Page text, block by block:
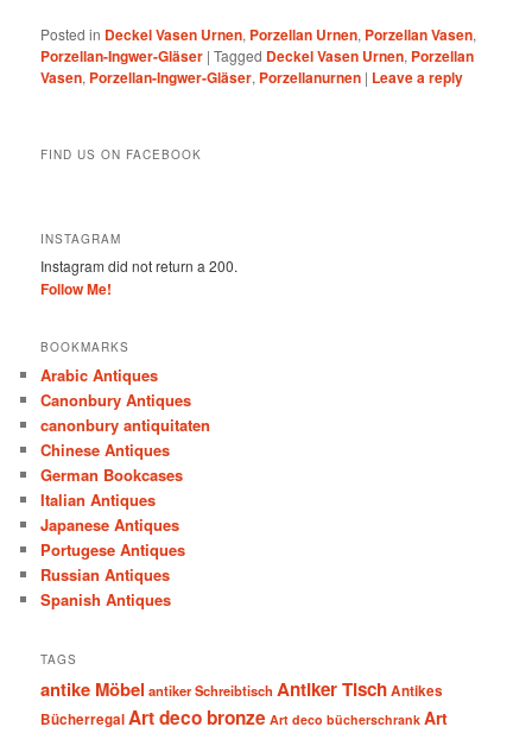
Posted in Deckel Vasen Urnen, Porzellan Urnen, Porzellan Vasen,
Porzellan-Ingwer-Gläser |Tagged Deckel Vasen Urnen, Porzellan
Vasen, Porzellan-Ingwer-Gläser, Porzellanurnen | Leave a reply
FIND US ON FACEBOOK
INSTAGRAM
Instagram did not return a 200.
Follow Me!
BOOKMARKS
Arabic Antiques
Canonbury Antiques
canonbury antiquitaten
Chinese Antiques
German Bookcases
Italian Antiques
Japanese Antiques
Portugese Antiques
Russian Antiques
Spanish Antiques
TAGS
antike Möbel antiker Schreibtisch Antiker TischAntikes
BücherregalArt deco bronze Art deco bücherschrank Art